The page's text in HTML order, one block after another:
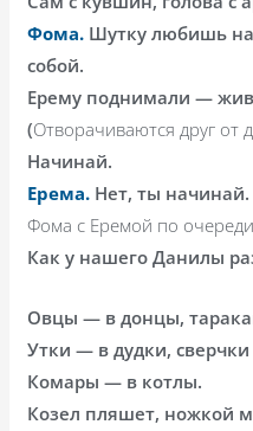
Фома. Шутку любишь
собой.
Ерему поднимали —
(Отворачиваются друг от
Начинай.
Ерема. Нет, ты начинай.
Фома с Еремой по
Как у нашего Данилы
Овцы — в донцы,
Утки — в дудки,
Комары — в котлы.
Козел пляшет, ножкой